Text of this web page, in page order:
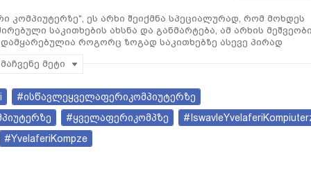
ეს არხი შეიქმნა სპეციალურად, რომ მოხდეს
საკითხების ახსნა და განმარტება, ამ არხის
როგორც ზოგად საკითხებზე ასევე პირად
უნდა გამოიწეროთ ჩემი არხი და თვალი ადევნოთ ახალი
შეკითხვები დაწეროთ კომენტარებში ან დამიკავშირდეთ
ან ელექტრონული ფოსტის მეშვეობით.
მაჩვენე მეტი
#ისწავლეყველაფერიკომპიუტერზე
#ყველაფერიკომპზე
#YvelaferiKompze